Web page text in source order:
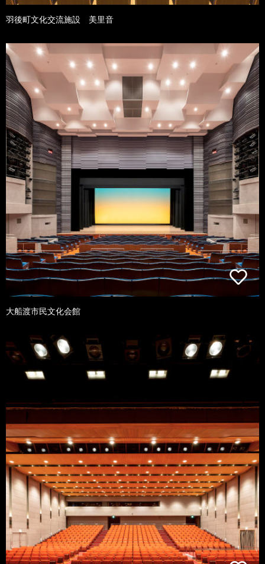
羽後町文化交流施設 美里音
大船渡市民文化会館